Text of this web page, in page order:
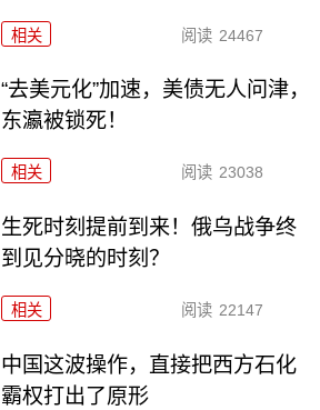
相关 阅读 24467
“去美元化”加速，美债无人问津，
东瀛被锁死！
相关 阅读 23038
生死时刻提前到来！俄乌战争终
到见分晓的时刻？
相关 阅读 22147
中国这波操作，直接把西方石化
霸权打出了原形